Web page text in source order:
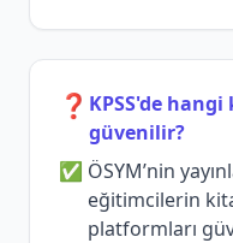
❓ KPSS'de
güvenilir?
ÖSYM’nin
eğitimcilerin
platformları